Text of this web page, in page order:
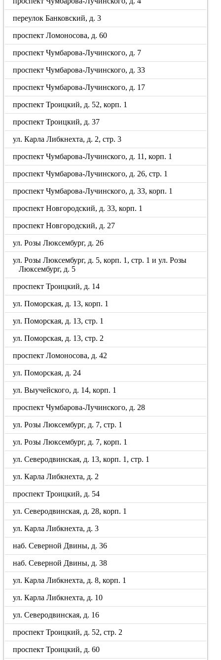
переулок Банковский, д. 3
проспект Ломоносова, д. 60
проспект Чумбарова-Лучинского, д. 7
проспект Чумбарова-Лучинского, д. 33
проспект Чумбарова-Лучинского, д. 17
проспект Троицкий, д. 52, корп. 1
проспект Троицкий, д. 37
ул. Карла Либкнехта, д. 2, стр. 3
проспект Чумбарова-Лучинского, д. 11, корп. 1
проспект Чумбарова-Лучинского, д. 26, стр. 1
проспект Чумбарова-Лучинского, д. 33, корп. 1
проспект Новгородский, д. 33, корп. 1
проспект Новгородский, д. 27
ул. Розы Люксембург, д. 26
ул. Розы Люксембург, д. 5, корп. 1, стр. 1 и ул. Розы
Люксембург, д. 5
проспект Троицкий, д. 14
ул. Поморская, д. 13, корп. 1
ул. Поморская, д. 13, стр. 1
ул. Поморская, д. 13, стр. 2
проспект Ломоносова, д. 42
ул. Поморская, д. 24
ул. Выучейского, д. 14, корп. 1
проспект Чумбарова-Лучинского, д. 28
ул. Розы Люксембург, д. 7, стр. 1
ул. Розы Люксембург, д. 7, корп. 1
ул. Северодвинская, д. 13, корп. 1, стр. 1
ул. Карла Либкнехта, д. 2
проспект Троицкий, д. 54
ул. Северодвинская, д. 28, корп. 1
ул. Карла Либкнехта, д. 3
наб. Северной Двины, д. 36
наб. Северной Двины, д. 38
ул. Карла Либкнехта, д. 8, корп. 1
ул. Карла Либкнехта, д. 10
ул. Северодвинская, д. 16
проспект Троицкий, д. 52, стр. 2
проспект Троицкий, д. 60